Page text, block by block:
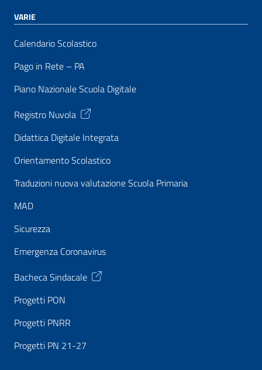
VARIE
Calendario Scolastico
Pago in Rete – PA
Piano Nazionale Scuola Digitale
Registro Nuvola
Didattica Digitale Integrata
Orientamento Scolastico
Traduzioni nuova valutazione Scuola Primaria
MAD
Sicurezza
Emergenza Coronavirus
Bacheca Sindacale
Progetti PON
Progetti PNRR
Progetti PN 21-27